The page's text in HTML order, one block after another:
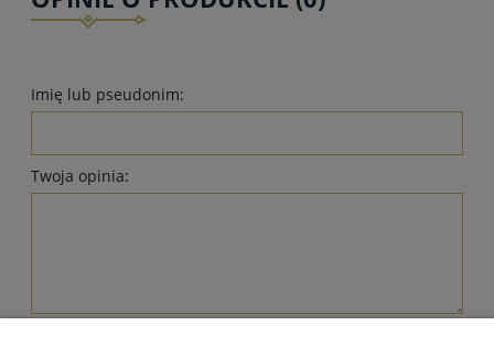
Imię lub pseudonim:
Twoja opinia: